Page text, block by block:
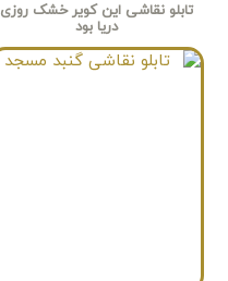
تابلو نقاشی این کویر خشک روزی
دریا بود